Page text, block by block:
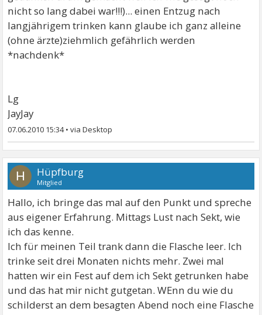
nicht so lang dabei war!!!)... einen Entzug nach
langjährigem trinken kann glaube ich ganz alleine
(ohne ärzte)ziehmlich gefährlich werden
*nachdenk*
Lg
JayJay
07.06.2010 15:34•
H Hüpfburg
Mitglied
Hallo, ich bringe das mal auf den Punkt und spreche
aus eigener Erfahrung. Mittags Lust nach Sekt, wie
ich das kenne.
Ich für meinen Teil trank dann die Flasche leer. Ich
trinke seit drei Monaten nichts mehr. Zwei mal
hatten wir ein Fest auf dem ich Sekt getrunken habe
und das hat mir nicht gutgetan. WEnn du wie du
schilderst an dem besagten Abend noch eine Flasche